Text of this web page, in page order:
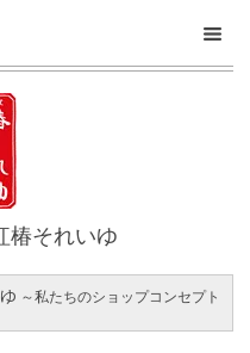
椿それいゆ
～私たちのショップコンセプト